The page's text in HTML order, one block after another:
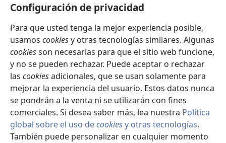
Configuración de privacidad
Para que usted tenga la mejor experiencia posible,
usamos cookiesy otras tecnologías similares. Algunas
cookiesson necesarias para que el sitio web funcione,
y no se pueden rechazar. Puede aceptar o rechazar
las cookiesadicionales, que se usan solamente para
mejorar la experiencia del usuario. Estos datos nunca
se pondrán a la venta ni se utilizarán con fines
comerciales. Si desea saber más, lea nuestra Política
global sobre el uso decookiesy otras tecnologías.
También puede personalizar en cualquier momento
nueva BIBLIOTECA EN LÍNEA Watchtower™
una
nueva
ventana)
JW Hub
(abre
una
nueva
ventana)
JW Library
Watchtower Library
Copyright© 2026 Watch Tower Bible and Tract Society of Pennsylvania.